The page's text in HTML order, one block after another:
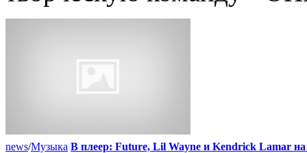
news/Музыка В плеер: Future, Lil Wayne и Kendrick Lamar